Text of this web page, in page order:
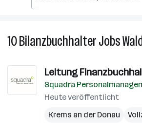
10BilanzbuchhalterJobs
Leitung
Squadra
Heute veröffentlicht
Krems an der Donau